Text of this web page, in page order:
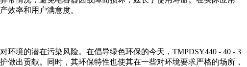
效率和用户满意度。
境的潜在污染风险。在倡导绿色环保的今天，TMPDSY440 - 40 - 3
出贡献。同时，其环保特性也使其在一些对环境要求严格的场所，